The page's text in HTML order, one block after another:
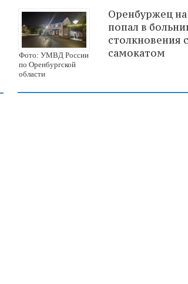
Фото: УМВД России
по Оренбургской
области
Оренбуржец
попал в
столкновения
самокатом